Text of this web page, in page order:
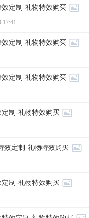
定制-礼物特效购买
17:41
定制-礼物特效购买
定制-礼物特效购买
制-礼物特效购买
效定制-礼物特效购买
制-礼物特效购买